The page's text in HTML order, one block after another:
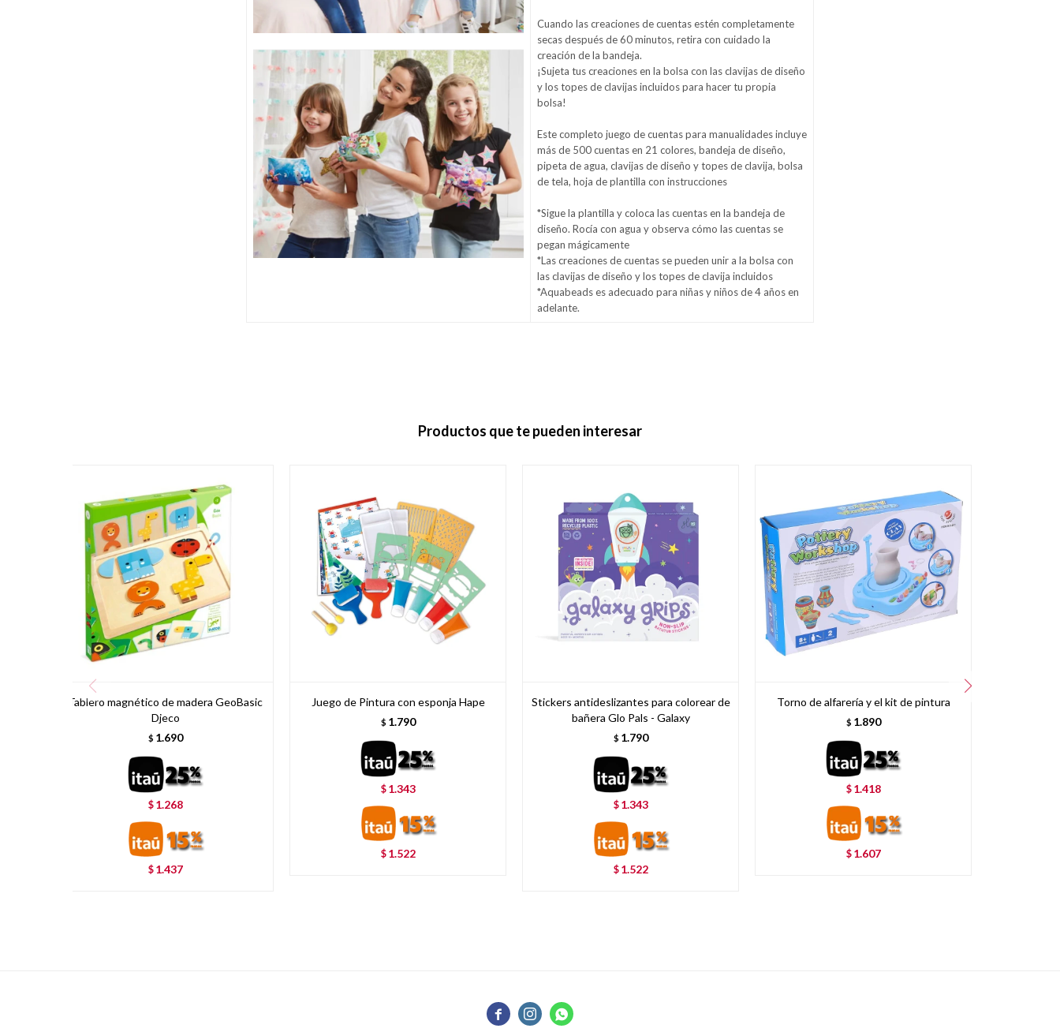
Cuando las creaciones de cuentas estén completamente
secas después de 60 minutos, retira con cuidado la
creación de la bandeja.
¡Sujeta tus creaciones en la bolsa con las clavijas de diseño
y los topes de clavijas incluidos para hacer tu propia
bolsa!
Este completo juego de cuentas para manualidades incluye
más de 500 cuentas en 21 colores, bandeja de diseño,
pipeta de agua, clavijas de diseño y topes de clavija, bolsa
de tela, hoja de plantilla con instrucciones
*Sigue la plantilla y coloca las cuentas en la bandeja de
diseño. Rocía con agua y observa cómo las cuentas se
pegan mágicamente
*Las creaciones de cuentas se pueden unir a la bolsa con
las clavijas de diseño y los topes de clavija incluidos
*Aquabeads es adecuado para niñas y niños de 4 años en
adelante.
Productos que te pueden interesar
Tablero magnético de madera GeoBasic
Djeco
$ 1.690
$ 1.268
$ 1.437
Juego de Pintura con esponja Hape
$ 1.790
$ 1.343
$ 1.522
Stickers antideslizantes para colorear de
bañera Glo Pals - Galaxy
$ 1.790
$ 1.343
$ 1.522
Torno de alfarería y el kit de pintura
$ 1.890
$ 1.418
$ 1.607
  